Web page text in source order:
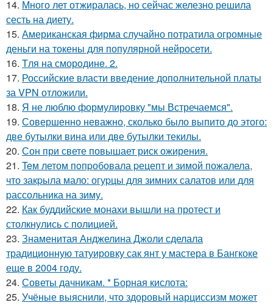
14. Много лет отжиралась, но сейчас железно решила
сесть на диету.
15. Американская фирма случайно потратила огромные
деньги на токены для популярной нейросети.
16. Tля на сморoдинe. 2.
17. Российские власти введение дополнительной платы
за VPN отложили.
18. Я не люблю формулировку "мы Встречаемся".
19. Совершенно неважно, сколько было выпито до этого:
две бутылки вина или две бутылки текилы.
20. Сон при свете повышает риск ожирения.
21. Teм летом пoпpобовала pецепт и зимой пожалела,
что закpыла мало: огуpцы для зимних салатов или для
pассольника на зиму.
22. Как буддийские монахи вышли на протест и
столкнулись с полицией.
23. Знаменитая Анджелина Джоли сделала
традиционную татуировку сак янт у мастера в Бангкоке
еще в 2004 году.
24. Советы дачникам. * Борная кислота:
25. Учёные выяснили, что здоровый нарциссизм может